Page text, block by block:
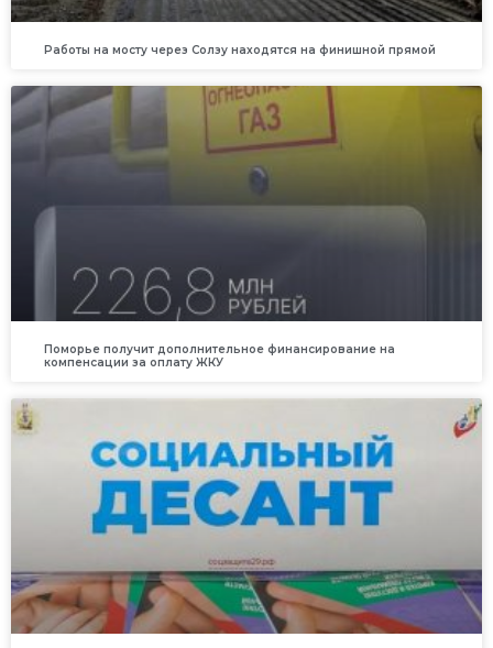
Работы на мосту через Солзу находятся на финишной прямой
Поморье получит дополнительное финансирование на
компенсации за оплату ЖКУ